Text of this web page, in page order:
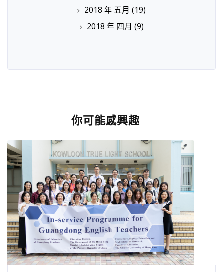
2018 年 五月 (19)
2018 年 四月 (9)
你可能感興趣